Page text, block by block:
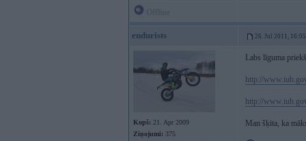
endurists 26. Jul 2011, 16:05
Kopš: 21. Apr 2009
Ziņojumi: 375
Labs līguma
http://
http://
Man šķita, ka